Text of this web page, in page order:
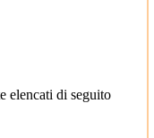
elencati di seguito